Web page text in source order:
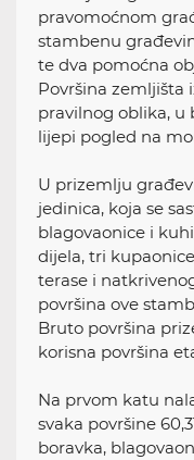
pravomoćnom
stambenu
te dva pomoćna
Površina zemljišta
pravilnog oblika, u
lijepi pogled na
U prizemlju
jedinica, koja se
blagovaonice i
dijela, tri
terase i
površina ove
Bruto površina
korisna površina
Na prvom katu
svaka površine
boravka,